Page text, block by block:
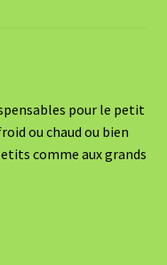
pour le petit
ou chaud ou bien
comme aux grands